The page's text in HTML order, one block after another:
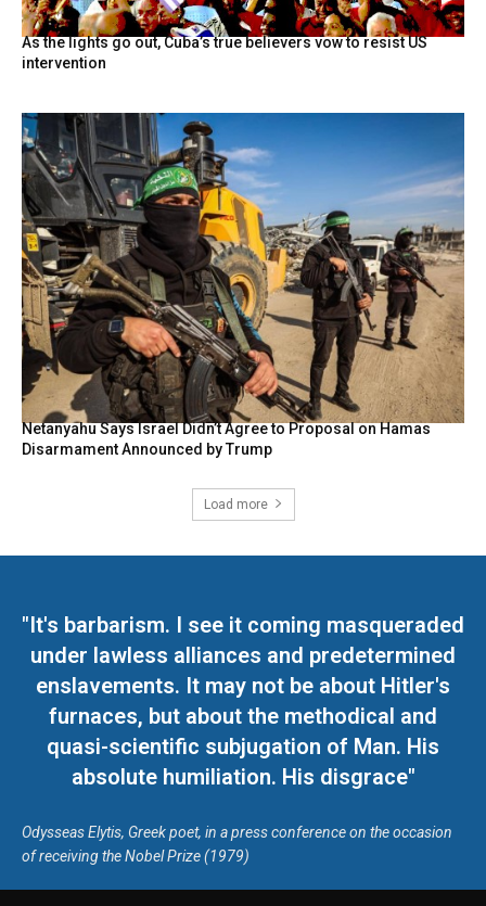
As the lights go out, Cuba’s true believers vow to resist US
intervention
Netanyahu Says Israel Didn’t Agree to Proposal on Hamas
Disarmament Announced by Trump
Load more
"It's barbarism. I see it coming masqueraded
under lawless alliances and predetermined
enslavements. It may not be about Hitler's
furnaces, but about the methodical and
quasi-scientific subjugation of Man. His
absolute humiliation. His disgrace"
Odysseas Elytis, Greek poet, in a press conference on the occasion
of receiving the Nobel Prize (1979)